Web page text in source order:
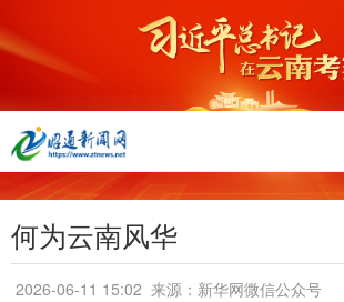
何为云南风华
2026-06-11 15:02 来源：新华网微信公众号